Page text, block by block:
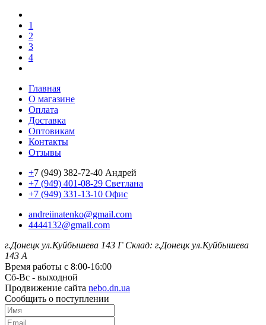
1
2
3
4
Главная
О магазине
Оплата
Доставка
Оптовикам
Контакты
Отзывы
+7 (949) 382-72-40 Андрей
+7 (949) 401-08-29 Светлана
+7 (949) 331-13-10 Офис
andreiinatenko@gmail.com
4444132@gmail.com
г.Донецк ул.Куйбышева 143 Г Склад: г.Донецк ул.Куйбышева
143 А
Время работы с 8:00-16:00
Сб-Вс - выходной
Продвижение сайта nebo.dn.ua
Сообщить о поступлении